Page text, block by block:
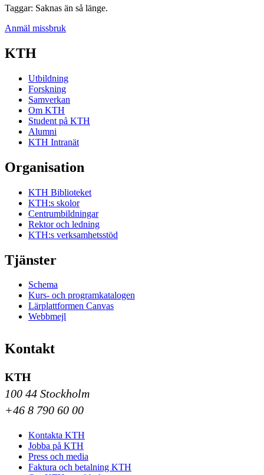
Taggar: Saknas än så länge.
Anmäl missbruk
KTH
Utbildning
Forskning
Samverkan
Om KTH
Student på KTH
Alumni
KTH Intranät
Organisation
KTH Biblioteket
KTH:s skolor
Centrumbildningar
Rektor och ledning
KTH:s verksamhetsstöd
Tjänster
Schema
Kurs- och programkatalogen
Lärplattformen Canvas
Webbmejl
Kontakt
KTH
100 44 Stockholm
+46 8 790 60 00
Kontakta KTH
Jobba på KTH
Press och media
Faktura och betalning KTH